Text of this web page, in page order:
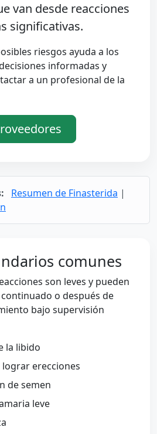
van desde reacciones
significativas.
riesgos ayuda a los
informadas y
a un profesional de la
Resumen de Finasterida |
comunes
son leves y pueden
o después de
bajo supervisión
la libido
erecciones
de semen
leve